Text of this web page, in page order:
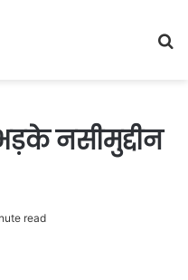
नसीमुद्दीन
read